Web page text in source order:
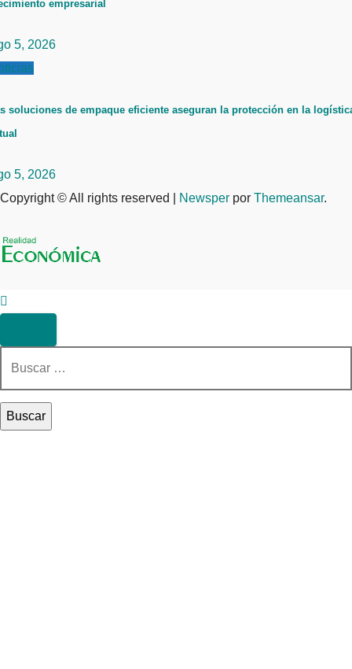
empresarial
5, 2026
soluciones de empaque eficiente aseguran la protección en la
5, 2026
Copyright © All rights reserved
Newsper por Themeansar.